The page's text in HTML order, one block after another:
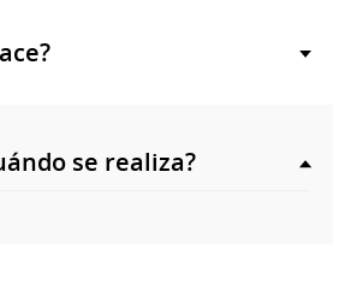
se realiza?